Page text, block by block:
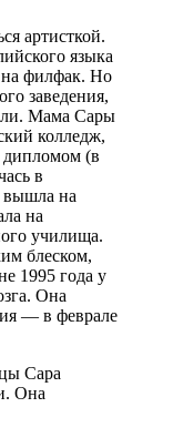
артисткой.
языка
на филфак. Но
заведения,
Мама Сары
колледж,
дипломом (в
в
вышла на
на
училища.
блеском,
1995 года у
Она
— в феврале
Сара
Она